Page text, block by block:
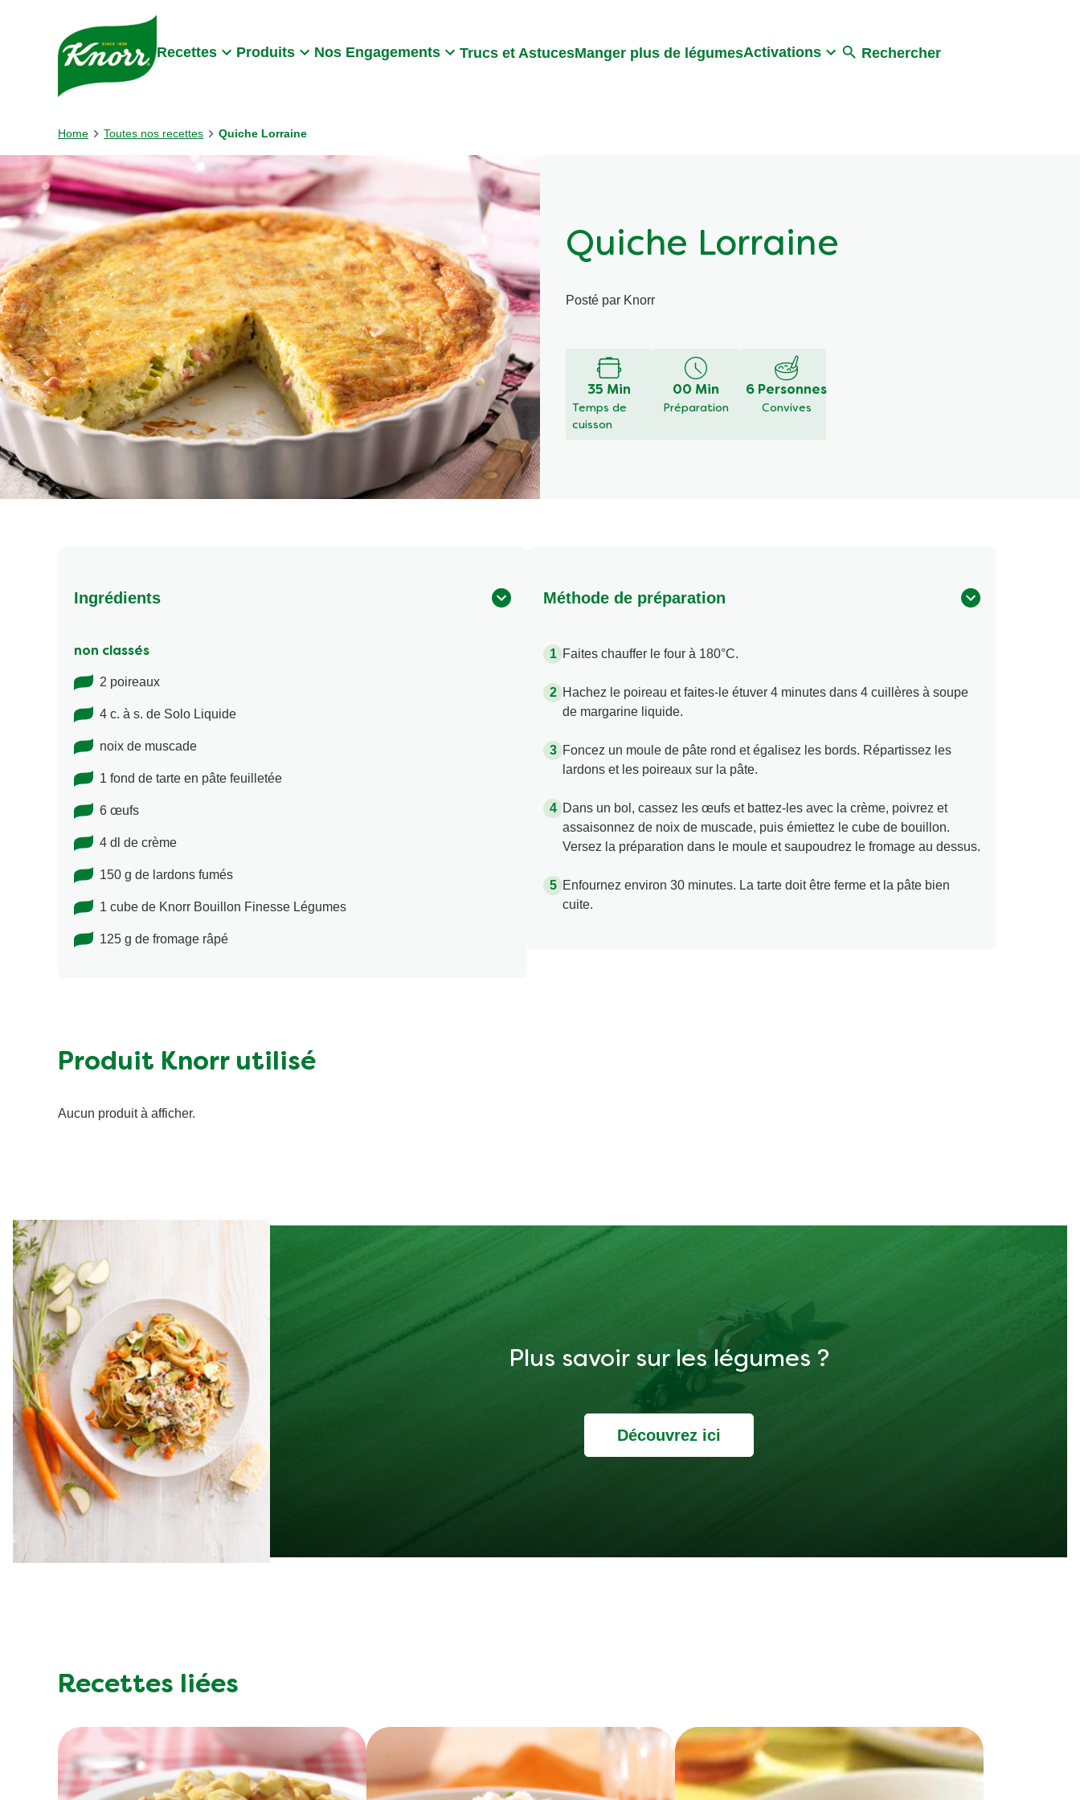
Skip to:
Recettes Produits Nos Engagements Trucs et AstucesManger plus de légumesActivations Rechercher
Home Toutes nos recettes Quiche Lorraine
Quiche Lorraine
évaluation
soumise
pour
ce
35 Min
Temps de
00 Min 6 Personnes
Ingrédients
non classés
2 poireaux
4 c. à s. de Solo Liquide
noix de muscade
1 fond de tarte en pâte feuilletée
6 œufs
4 dl de crème
150 g de lardons fumés
1 cube de Knorr Bouillon Finesse Légumes
125 g de fromage râpé
Méthode de préparation
Faites chauffer le four à 180°C.
Hachez le poireau et faites-le étuver 4 minutes dans 4 cuillères à soupe
de margarine liquide.
Foncez un moule de pâte rond et égalisez les bords. Répartissez les
lardons et les poireaux sur la pâte.
Dans un bol, cassez les œufs et battez-les avec la crème, poivrez et
assaisonnez de noix de muscade, puis émiettez le cube de bouillon.
Versez la préparation dans le moule et saupoudrez le fromage au dessus.
Enfournez environ 30 minutes. La tarte doit être ferme et la pâte bien
cuite.
Produit Knorr utilisé
Aucun produit à afficher.
Plus savoir sur les légumes ?
Découvrez ici
Recettes liées